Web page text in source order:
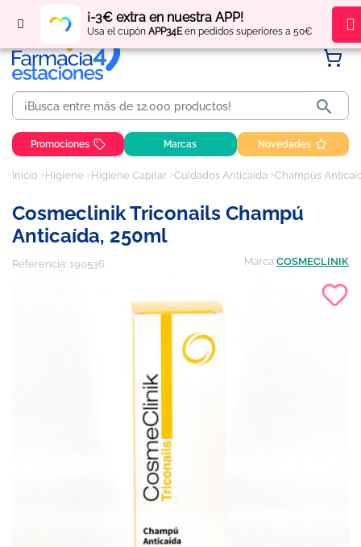
¡-3€ extra en nuestra APP!
Usa el cupón APP34Een pedidos superiores a 50€
Regístratey obtén puntos por tus compras

Promociones Marcas Novedades
Inicio Higiene Higiene Capilar Cuidados Anticaída Champús
Cosmeclinik Triconails Champú
Anticaída, 250ml
Referencia: 190536 Marca COSMECLINIK